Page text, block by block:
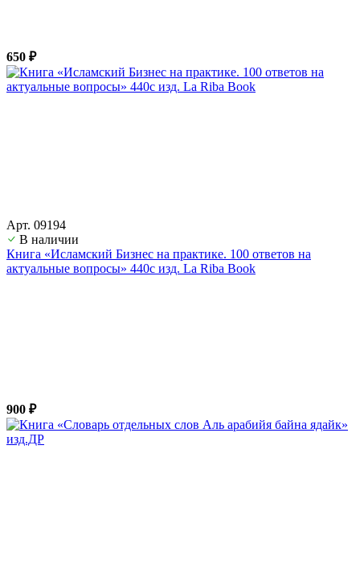
650 ₽
Арт. 09194
В наличии
Книга «Исламский Бизнес на практике. 100 ответов на
актуальные вопросы» 440с изд. La Riba Book
900 ₽